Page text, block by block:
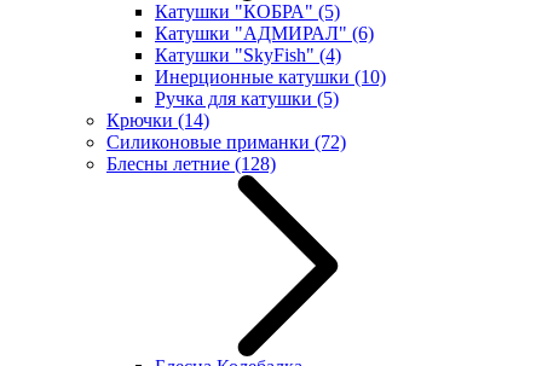
Катушки "КОБРА" (5)
Катушки "АДМИРАЛ" (6)
Катушки "SkyFish" (4)
Инерционные катушки (10)
Ручка для катушки (5)
Крючки (14)
Силиконовые приманки (72)
Блесны летние (128)